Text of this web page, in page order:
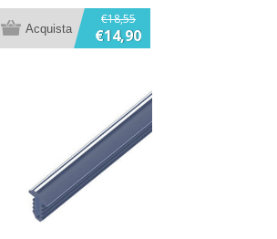
€18,55
€14,90